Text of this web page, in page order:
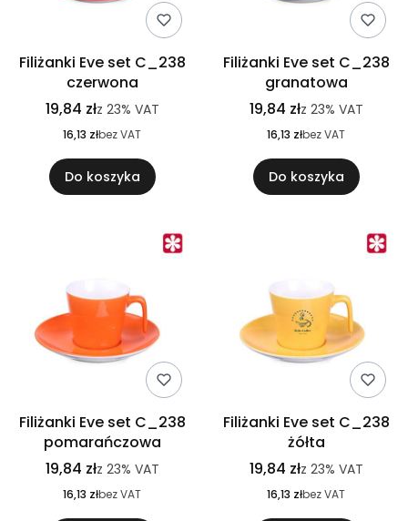
Filiżanki Eve set C_238
czerwona
19,84 złz 23% VAT
16,13 złbez VAT
Do koszyka
Filiżanki Eve set C_238
granatowa
19,84 złz 23% VAT
16,13 złbez VAT
Do koszyka
Filiżanki Eve set C_238
pomarańczowa
19,84 złz 23% VAT
16,13 złbez VAT
Filiżanki Eve set C_238
żółta
19,84 złz 23% VAT
16,13 złbez VAT